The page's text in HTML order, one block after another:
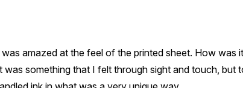
amazed at the feel of the printed sheet. How was
something that I felt through sight and touch, but